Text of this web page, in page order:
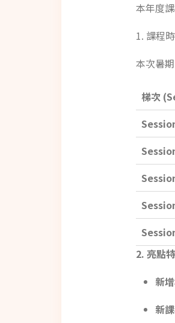
本年度
1. 課程
本次暑
梯次
2. 亮點
新
新